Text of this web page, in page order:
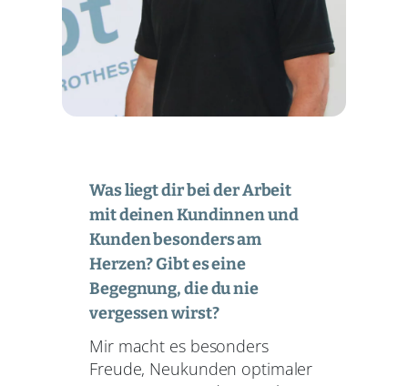
Was liegt dir bei der Arbeit
mit deinen Kundinnen und
Kunden besonders am
Herzen? Gibt es eine
Begegnung, die du nie
vergessen wirst?
Mir macht es besonders
Freude, Neukunden optimaler